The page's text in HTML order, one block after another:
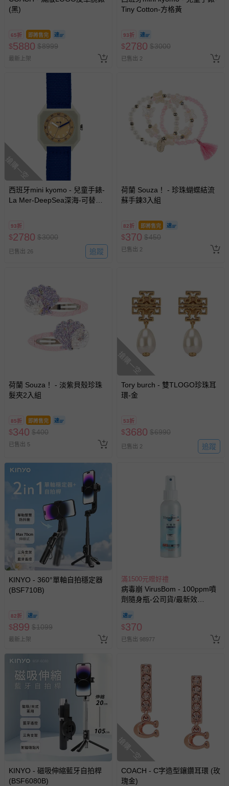
(黑)
65折 即將售完
$5880 $8999
最新上架
Tiny Cotton-方格黃
93折
$2780 $3000
已售出 2
搶購一空
西班牙mini kyomo - 兒童手錶-
La Mer-DeepSea深海-可替換
93折
$2780 $3000
已售出 26 追蹤
荷蘭 Souza！ - 珍珠蝴蝶結流
蘇手鍊3入組
82折 即將售完
$370 $450
已售出 2
荷蘭 Souza！ - 淡紫貝殼珍珠
髮夾2入組
85折 即將售完
$340 $400
已售出 5
搶購一空
Tory burch - 雙TLOGO珍珠耳
環-金
53折
$3680 $6990
已售出 2 追蹤
KINYO - 360°單軸自拍穩定器
(BSF710B)
82折
$899 $1099
最新上架
滿1500元贈好禮
病毒崩 VirusBom - 100ppm噴
劑隨身瓶-公司貨/最新效
$370
已售出 98977
KINYO - 磁吸伸縮藍牙自拍桿
(BSF6080B)
搶購一空
COACH - C字造型鑲鑽耳環 (玫
瑰金)